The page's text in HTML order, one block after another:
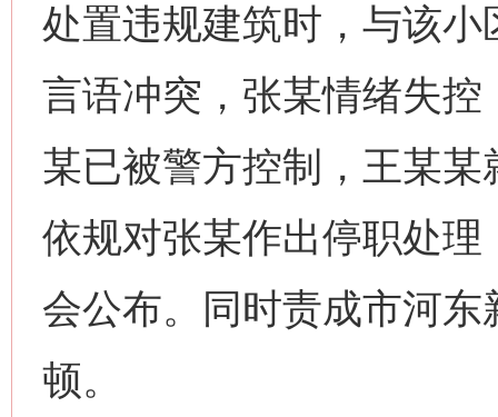
处置违规建筑时，与该
言语冲突，张某情绪失
某已被警方控制，王某
依规对张某作出停职处
会公布。同时责成市河
顿。